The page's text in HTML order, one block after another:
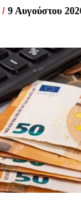
/ 9 Αυγούστου